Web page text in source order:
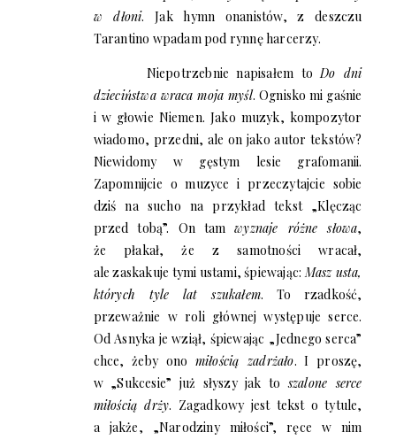
w dłoni. Jak hymn onanistów, z deszczu
Tarantino wpadam pod rynnę harcerzy.
Niepotrzebnie napisałem toDo dni
dzieciństwa wraca moja myśl. Ognisko mi gaśnie
i w głowie Niemen. Jako muzyk, kompozytor
wiadomo, przedni, ale on jako autor tekstów?
Niewidomy w gęstym lesie grafomanii.
Zapomnijcie o muzyce i przeczytajcie sobie
dziś na sucho na przykład tekst „Klęcząc
przed tobą”. On tamwyznaje różne słowa,
że płakał, że z samotności wracał,
ale zaskakuje tymi ustami, śpiewając:Masz usta,
których tyle lat szukałem. To rzadkość,
przeważnie w roli głównej występuje serce.
Od Asnyka je wziął, śpiewając „Jednego serca”
chce, żeby ono miłością zadrżało. I proszę,
w „Sukcesie” już słyszy jak toszalone serce
miłością drży. Zagadkowy jest tekst o tytule,
a jakże, „Narodziny miłości”, ręce w nim